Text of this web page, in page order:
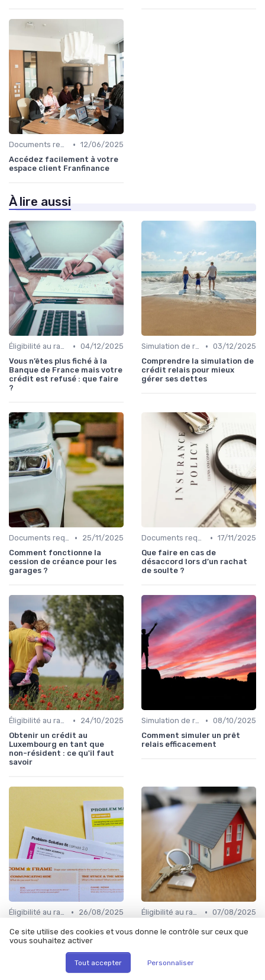
Documents requis et démarches • 12/06/2025
Accédez facilement à votre
espace client Franfinance
À lire aussi
Éligibilité au rachat de crédit • 04/12/2025
Vous n’êtes plus fiché à la
Banque de France mais votre
crédit est refusé : que faire
?
Simulation de rachat de crédit • 03/12/2025
Comprendre la simulation de
crédit relais pour mieux
gérer ses dettes
Documents requis et démarches •
25/11/2025
Comment fonctionne la
cession de créance pour les
garages ?
Documents requis et démarches • 17/11/2025
Que faire en cas de
désaccord lors d’un rachat
de soulte ?
Éligibilité au rachat de crédit •
24/10/2025
Obtenir un crédit au
Luxembourg en tant que
non-résident : ce qu'il faut
savoir
Simulation de rachat de crédit • 08/10/2025
Comment simuler un prêt
relais efficacement
Éligibilité au rachat de crédit •
26/08/2025
Solutions de rachat de
crédits pour les personnes
inscrites au FICP
Éligibilité au rachat de crédit • 07/08/2025
Comprendre le rachat de
crédit sans justificatif
Ce site utilise des cookies et vous donne le contrôle sur ceux que
vous souhaitez activer
Tout accepter Personnaliser